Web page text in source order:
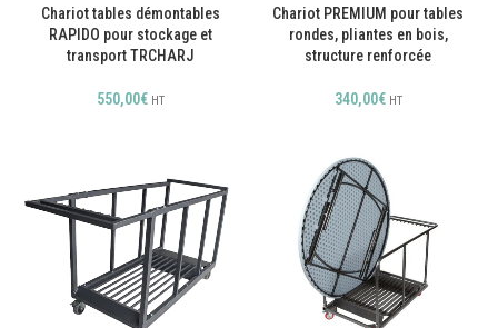
Chariot tables démontables
RAPIDO pour stockage et
transport TRCHARJ
550,00€ HT
Chariot PREMIUM pour tables
rondes, pliantes en bois,
structure renforcée
340,00€ HT